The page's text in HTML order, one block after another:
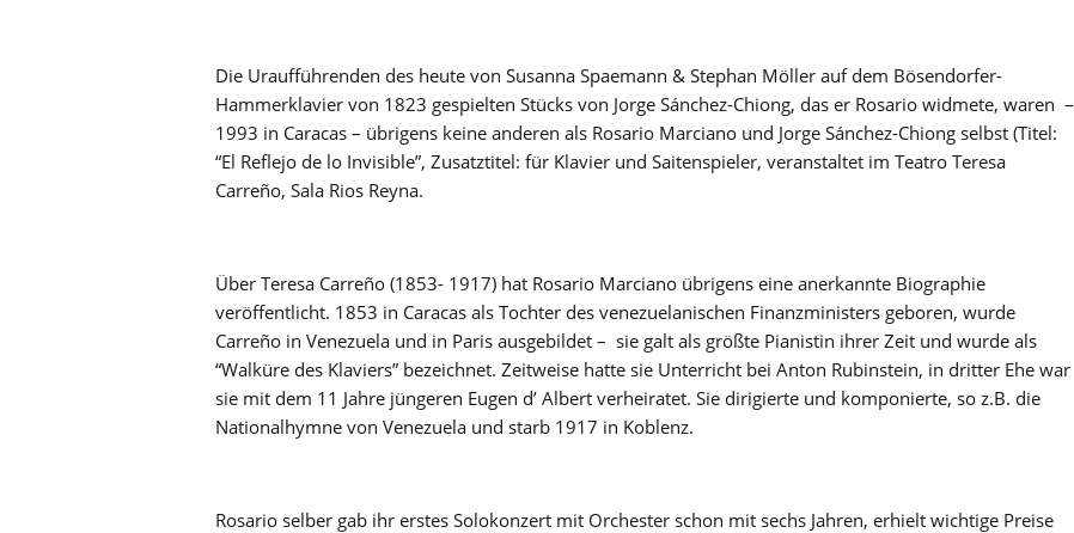
Die Uraufführenden des heute von Susanna Spaemann & Stephan Möller auf dem Bösendorfer-
Hammerklavier von 1823 gespielten Stücks von Jorge Sánchez-Chiong, das er Rosario widmete, waren –
1993 in Caracas – übrigens keine anderen als Rosario Marciano und Jorge Sánchez-Chiong selbst (Titel:
“El Reflejo de lo Invisible”, Zusatztitel: für Klavier und Saitenspieler, veranstaltet im Teatro Teresa
Carreño, Sala Rios Reyna.
Über Teresa Carreño (1853- 1917) hat Rosario Marciano übrigens eine anerkannte Biographie
veröffentlicht. 1853 in Caracas als Tochter des venezuelanischen Finanzministers geboren, wurde
Carreño in Venezuela und in Paris ausgebildet – sie galt als größte Pianistin ihrer Zeit und wurde als
“Walküre des Klaviers” bezeichnet. Zeitweise hatte sie Unterricht bei Anton Rubinstein, in dritter Ehe war
sie mit dem 11 Jahre jüngeren Eugen d’ Albert verheiratet. Sie dirigierte und komponierte, so z.B. die
Nationalhymne von Venezuela und starb 1917 in Koblenz.
Rosario selber gab ihr erstes Solokonzert mit Orchester schon mit sechs Jahren, erhielt wichtige Preise